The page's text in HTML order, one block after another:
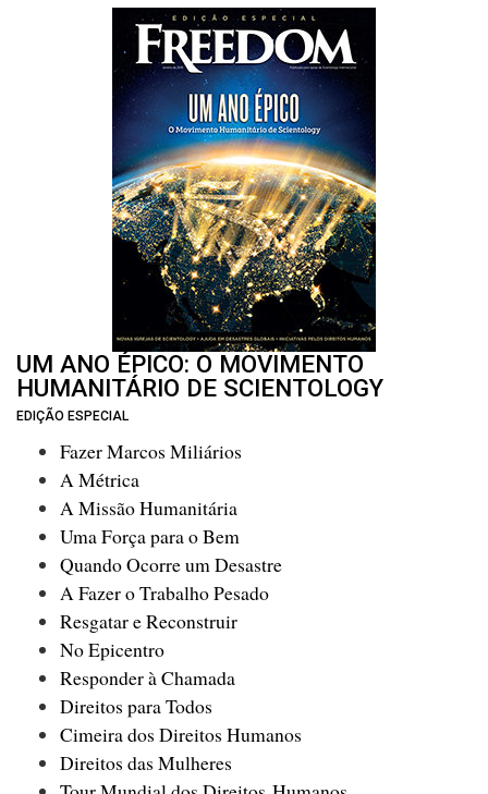
UM ANO ÉPICO: O MOVIMENTO
HUMANITÁRIO DE SCIENTOLOGY
EDIÇÃO ESPECIAL
Fazer Marcos Miliários
A Métrica
A Missão Humanitária
Uma Força para o Bem
Quando Ocorre um Desastre
A Fazer o Trabalho Pesado
Resgatar e Reconstruir
No Epicentro
Responder à Chamada
Direitos para Todos
Cimeira dos Direitos Humanos
Direitos das Mulheres